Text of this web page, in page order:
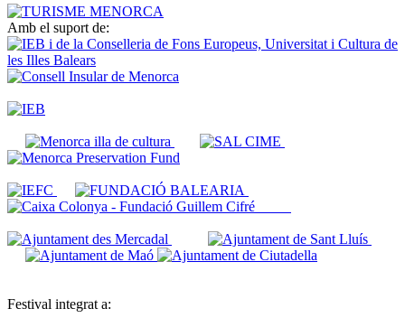
Amb el suport de:
Festival integrat a: